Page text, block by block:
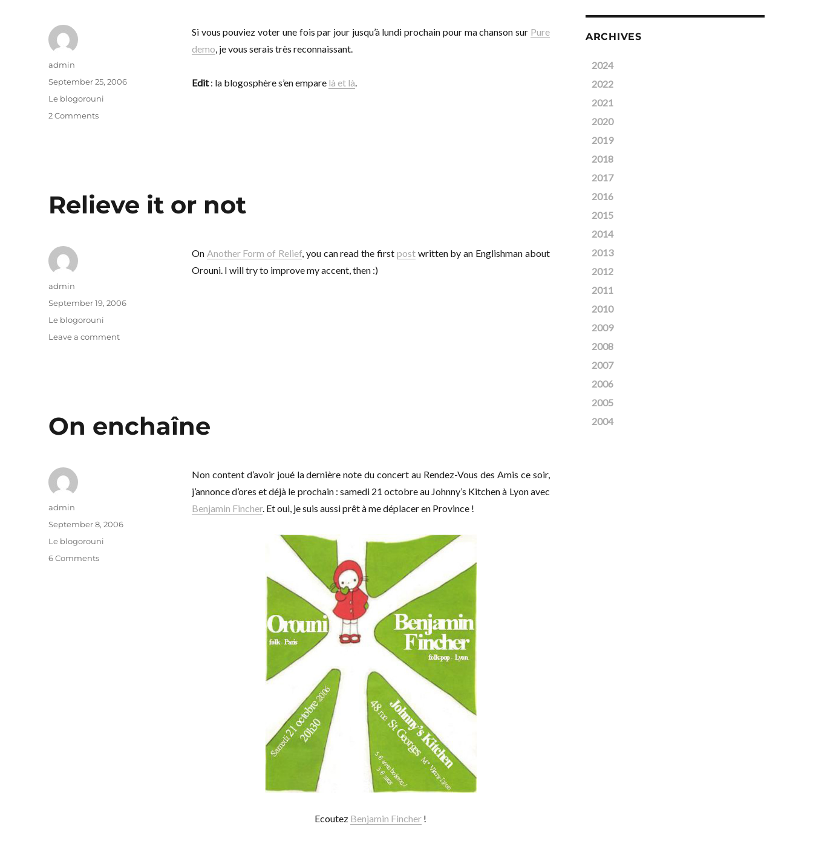
Si vous pouviez voter une fois par jour jusqu’à lundi prochain pour ma chanson sur Pure
demo, je vous serais très reconnaissant.
Edit: la blogosphère s’en empare là et là.
Author
admin
Posted
on
September 25, 2006
Categories
Le blogorouni
2 Commentson
of
time
Relieve it or not
On Another Form of Relief, you can read the first postwritten by an Englishman about
Orouni. I will try to improve my accent, then :)
Author
admin
Posted
on
September 19, 2006
Categories
Le blogorouni
Leave a commenton
On enchaîne
Non content d’avoir joué la dernière note du concert au Rendez-Vous des Amis ce soir,
j’annonce d’ores et déjà le prochain : samedi 21 octobre au Johnny’s Kitchen à Lyon avec
Benjamin Fincher. Et oui, je suis aussi prêt à me déplacer en Province !
Ecoutez Benjamin Fincher !
Author
admin
Posted
on
September 8, 2006
Categories
Le blogorouni
6 Commentson
ARCHIVES
2024
2022
2021
2020
2019
2018
2017
2016
2015
2014
2013
2012
2011
2010
2009
2008
2007
2006
2005
2004